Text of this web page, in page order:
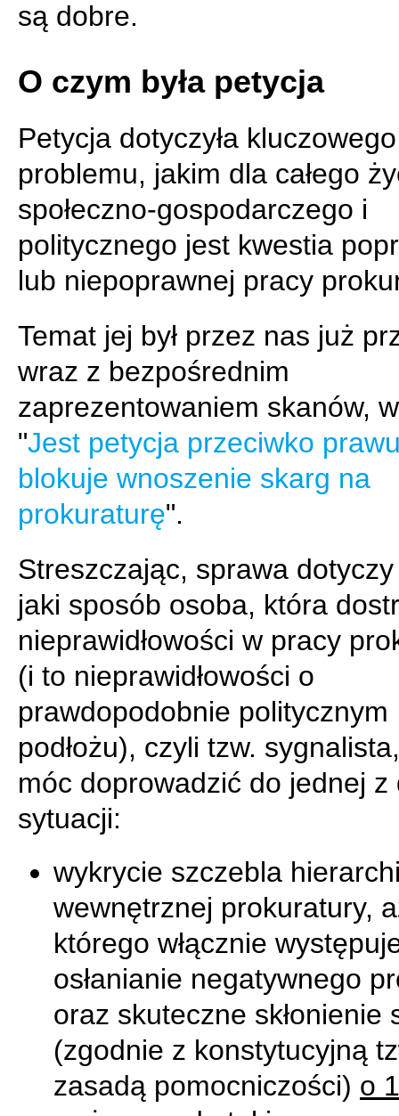
są dobre.
O czym była petycja
Petycja dotyczyła kluczowego
problemu, jakim dla całego
społeczno-gospodarczego i
politycznego jest kwestia
lub niepoprawnej pracy
Temat jej był przez nas już
wraz z bezpośrednim
zaprezentowaniem skanów,
"Jest petycja przeciwko
blokuje wnoszenie skarg na
prokuraturę".
Streszczając, sprawa
jaki sposób osoba, która
nieprawidłowości w pracy
(i to nieprawidłowości o
prawdopodobnie politycznym
podłożu), czyli tzw.
móc doprowadzić do jednej z
sytuacji:
wykrycie szczebla
wewnętrznej prokuratury,
którego włącznie
osłanianie negatywnego
oraz skuteczne skłonienie
(zgodnie z konstytucyjną
zasadą pomocniczości) o 1